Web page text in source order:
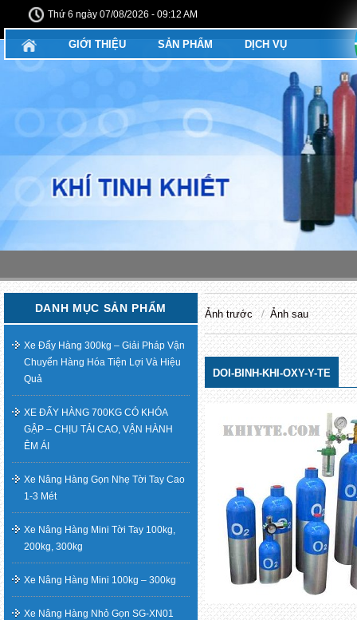
Thứ 6 ngày 07/08/2026 - 09:12 AM
GIỚI THIỆU SẢN PHẨM DỊCH VỤ
Ảnh trước Ảnh sau
DOI-BINH-KHI-OXY-Y-TE
DANH MỤC SẢN PHẨM
Xe Đẩy Hàng 300kg – Giải Pháp Vận
Chuyển Hàng Hóa Tiện Lợi Và Hiệu
Quả
XE ĐẨY HÀNG 700KG CÓ KHÓA
GẬP – CHỊU TẢI CAO, VẬN HÀNH
ÊM ÁI
Xe Nâng Hàng Gọn Nhẹ Tời Tay Cao
1-3 Mét
Xe Nâng Hàng Mini Tời Tay 100kg,
200kg, 300kg
Xe Nâng Hàng Mini 100kg – 300kg
Xe Nâng Hàng Nhỏ Gọn SG-XN01